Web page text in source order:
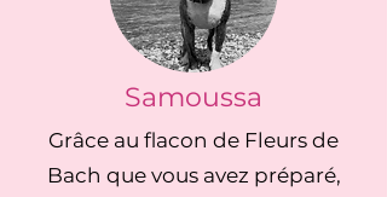
Samoussa
Grâce au flacon de Fleurs de
Bach que vous avez préparé,